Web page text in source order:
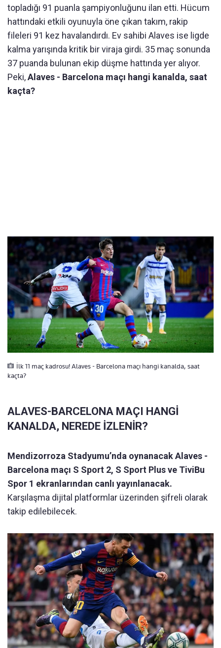
topladığı 91 puanla şampiyonluğunu ilan etti. Hücum
hattındaki etkili oyunuyla öne çıkan takım, rakip
fileleri 91 kez havalandırdı. Ev sahibi Alaves ise ligde
kalma yarışında kritik bir viraja girdi. 35 maç sonunda
37 puanda bulunan ekip düşme hattında yer alıyor.
Peki,Alaves - Barcelona maçı hangi kanalda, saat
kaçta?
İlk 11 maç kadrosu! Alaves - Barcelona maçı hangi kanalda, saat
kaçta?
ALAVES-BARCELONA MAÇI HANGİ
KANALDA, NEREDE İZLENİR?
Mendizorroza Stadyumu’nda oynanacak Alaves -
Barcelona maçı S Sport 2, S Sport Plus ve TiviBu
Spor 1 ekranlarından canlı yayınlanacak.
Karşılaşma dijital platformlar üzerinden şifreli olarak
takip edilebilecek.